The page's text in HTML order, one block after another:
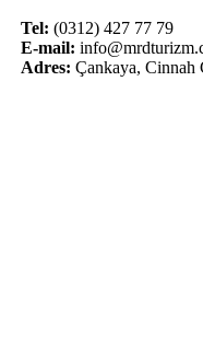
Tel: (0312) 427 77 79
E-mail:
Adres: Çankaya, Cinnah